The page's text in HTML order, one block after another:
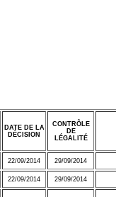
DATE DE LA
DÉCISION
CONTRÔLE
DE
LÉGALITÉ
22/09/2014 29/09/2014
22/09/2014 29/09/2014